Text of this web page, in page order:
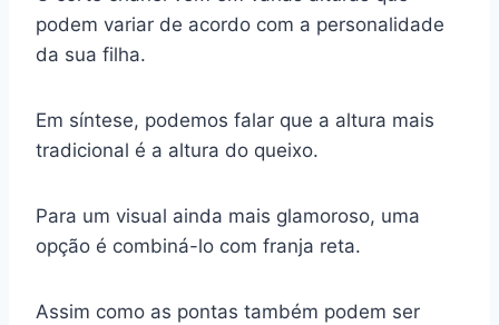
podem variar de acordo com a personalidade
da sua filha.
Em síntese, podemos falar que a altura mais
tradicional é a altura do queixo.
Para um visual ainda mais glamoroso, uma
opção é combiná-lo com franja reta.
Assim como as pontas também podem ser